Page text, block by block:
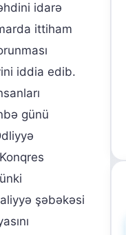
idarə
ittiham
iddia edib.
günü
şəbəkəsi